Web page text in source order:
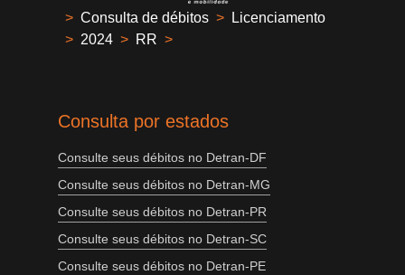
> Consulta de débitos > Licenciamento
> 2024 > RR >
Consulta por estados
Consulte seus débitos no Detran-DF
Consulte seus débitos no Detran-MG
Consulte seus débitos no Detran-PR
Consulte seus débitos no Detran-SC
Consulte seus débitos no Detran-PE